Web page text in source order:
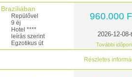
Repülővel
9 éj
Hotel ****
leírás szerint
Egzotikus út
960.000
2026-12-08-
További
Részletes